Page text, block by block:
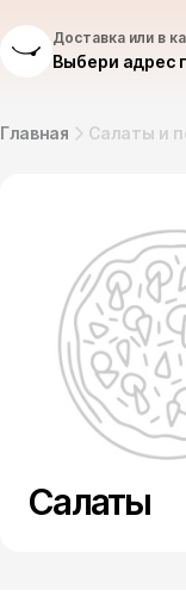
Доставка или в
Выбери адрес
Главная Салаты и
Салаты